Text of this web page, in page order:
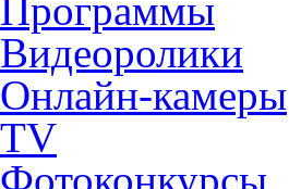
Программы
Видеоролики
Онлайн-камеры
TV